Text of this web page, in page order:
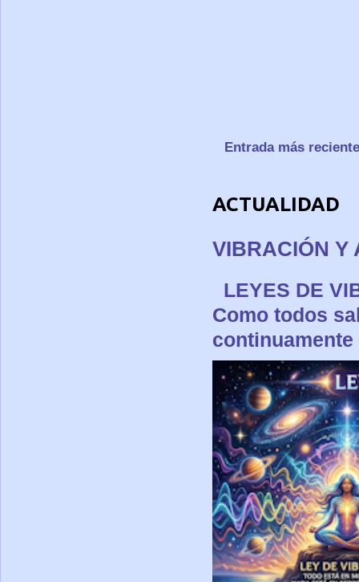
Entrada más reciente
ACTUALIDAD
VIBRACIÓN Y
LEYES
Como todos